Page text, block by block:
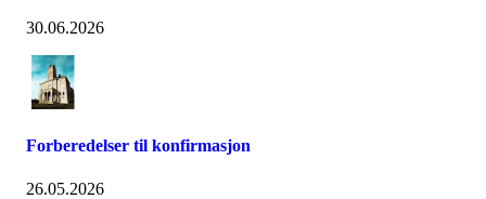
30.06.2026
Forberedelser til konfirmasjon
26.05.2026